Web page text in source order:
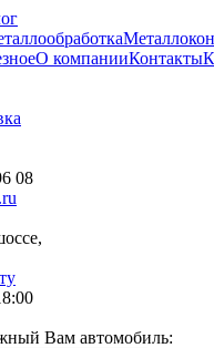
О компанииКонтакты
08
Вам автомобиль: